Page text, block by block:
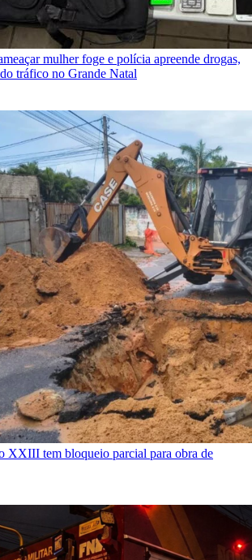
mulher foge e polícia apreende drogas,
tráfico no Grande Natal
XXIII tem bloqueio parcial para obra de